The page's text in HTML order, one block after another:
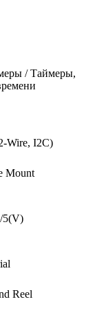
/ Таймеры,
Wire, I2C)
Mount
5(V)
Reel